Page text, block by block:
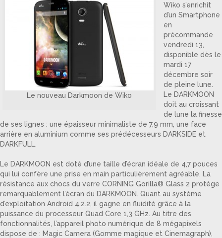
Le nouveau Darkmoon de Wiko
Wiko s’enrichit
d’un Smartphone
en
précommande
vendredi 13,
disponible dès le
mardi 17
décembre soir
de pleine lune.
Le DARKMOON
doit au croissant
de lune la finesse
de ses lignes : une épaisseur minimaliste de 7,9 mm, une face
arrière en aluminium comme ses prédécesseurs DARKSIDE et
DARKFULL.
Le DARKMOON est doté d’une taille d’écran idéale de 4,7 pouces
qui lui confère une prise en main particulièrement agréable. La
résistance aux chocs du verre CORNING Gorilla® Glass 2 protège
remarquablement l’écran du DARKMOON. Quant au système
d’exploitation Android 4.2.2, il gagne en fluidité grâce à la
puissance du processeur Quad Core 1,3 GHz. Au titre des
fonctionnalités, l’appareil photo numérique de 8 mégapixels
dispose de : Magic Camera (Gomme magique et Cinemagraph),